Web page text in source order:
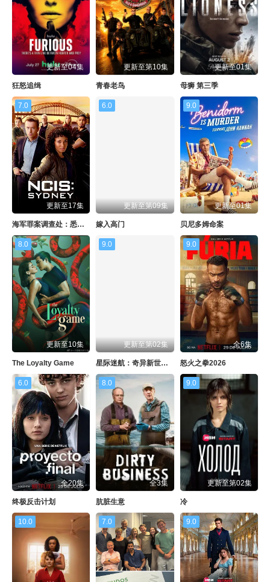
更新至04集
狂怒追缉
更新至第10集
青春老鸟
更新至01集
母狮 第三季
7.0
更新至17集
海军罪案调查处：悉尼第三季
6.0
更新至第09集
嫁入高门
9.0
更新至01集
贝尼多姆命案
8.0
更新至10集
The Loyalty Game
9.0
更新至第02集
星际迷航：奇异新世界第四季
9.0
全6集
怒火之拳2026
6.0
全20集
终极反击计划
8.0
全3集
肮脏生意
9.0
更新至第02集
冷
10.0 7.0 9.0